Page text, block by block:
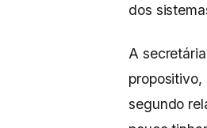
dos
A
propositivo,
segundo